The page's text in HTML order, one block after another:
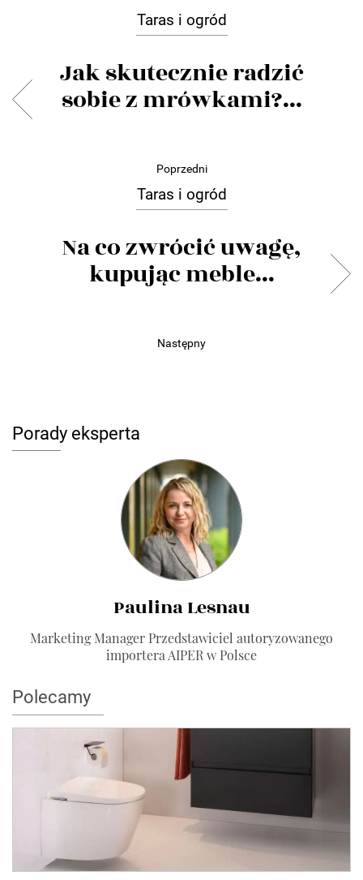
Taras i ogród
Jak skutecznie radzić
sobie z mrówkami?...
Poprzedni
Taras i ogród
Na co zwrócić uwagę,
kupując meble...
Następny
Porady eksperta
Paulina Lesnau
Marketing Manager Przedstawiciel autoryzowanego
importera AIPER w Polsce
Polecamy